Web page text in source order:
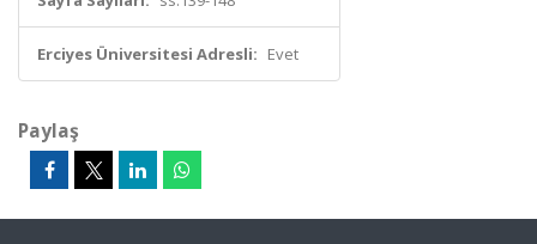
Erciyes Üniversitesi Adresli: Evet
Paylaş